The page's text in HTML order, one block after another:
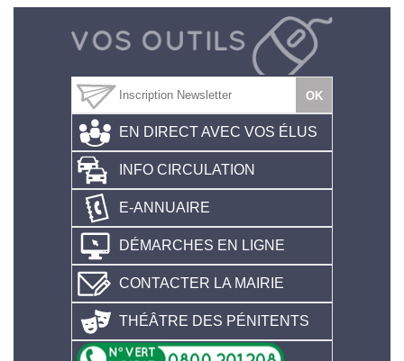
EN DIRECT AVEC VOS ÉLUS
INFO CIRCULATION
E-ANNUAIRE
DÉMARCHES EN LIGNE
CONTACTER LA MAIRIE
THÉÂTRE DES PÉNITENTS